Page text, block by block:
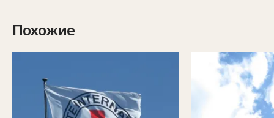
Похожие